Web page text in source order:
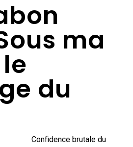
ma
du
Confidence brutale du